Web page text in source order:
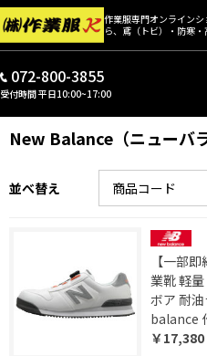
作業服専門オンライン
ら、鳶（トビ）・防寒
072-800-3855
受付時間 平日10:00~17:00
New Balance（ニューバラ
並べ替え
【一部
業靴 軽
ボア 耐
balance
￥17,380